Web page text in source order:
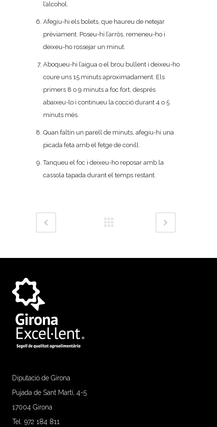
l’alcohol.
Afegiu-hi els bolets, que haureu de netejar
prèviament. Poseu-hi l’arròs, remeneu-ho i
deixeu-ho rossejar un minut.
Aboqueu-hi l’aigua o el brou bullent i deixeu-ho
coure uns 15 minuts aproximadament. Els
primers 8 o 9 minuts a foc fort, després
abaixeu-lo i continueu la cocció durant 4 o 5
minuts més.
Quan faltin un parell de minuts, afegiu-hi una
picada feta amb el fetge de conill.
Tanqueu el foc i deixeu-ho reposar amb la
cassola tapada durant el temps restant.
Diputació de Girona
Pujada de Sant Martí, 4-5
17004 Girona
Tel. 972 184 811